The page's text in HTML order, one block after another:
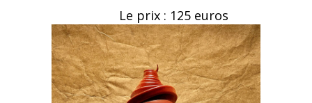
Le prix : 125 euros